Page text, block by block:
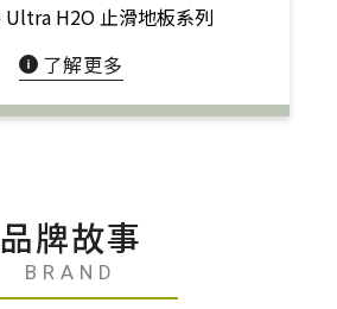
Ultra H2O 止滑地板系列
了解更多
品牌故事
BRAND